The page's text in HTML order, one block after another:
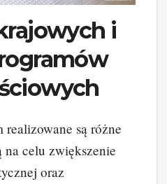
i
są różne
celu zwiększenie
oraz